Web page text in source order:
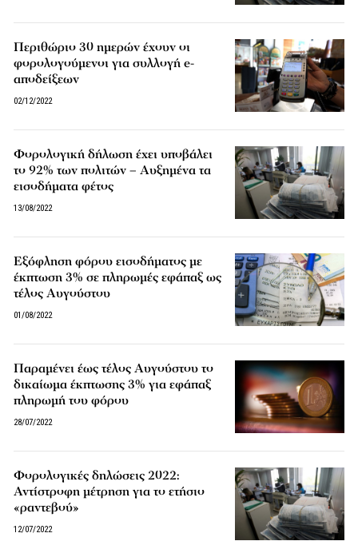
Περιθώριο 30 ημερών έχουν οι
φορολογούμενοι για συλλογή e-
αποδείξεων
02/12/2022
Φορολογική δήλωση έχει υποβάλει
το 92% των πολιτών – Αυξημένα τα
εισοδήματα φέτος
13/08/2022
Εξόφληση φόρου εισοδήματος με
έκπτωση 3% σε πληρωμές εφάπαξ ως
τέλος Αυγούστου
01/08/2022
Παραμένει έως τέλος Αυγούστου το
δικαίωμα έκπτωσης 3% για εφάπαξ
πληρωμή του φόρου
28/07/2022
Φορολογικές δηλώσεις 2022:
Αντίστροφη μέτρηση για το ετήσιο
«ραντεβού»
12/07/2022